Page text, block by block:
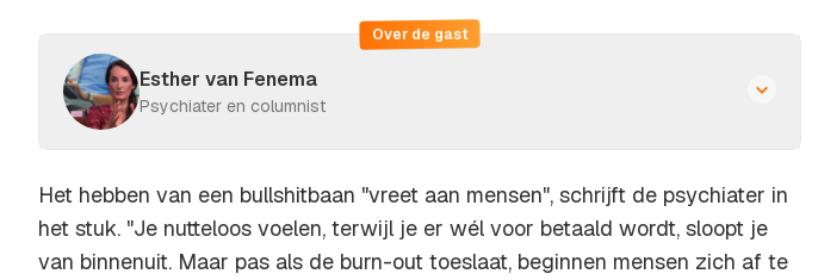
Over de gast
Esther van Fenema
Psychiater en columnist
Het hebben van een bullshitbaan "vreet aan mensen", schrijft de psychiater in
het stuk. "Je nutteloos voelen, terwijl je er wél voor betaald wordt, sloopt je
van binnenuit. Maar pas als de burn-out toeslaat, beginnen mensen zich af te